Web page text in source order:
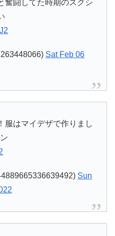
奮闘してた時期のスクシ
Sat Feb 06
服はマイデザで作りまし
Sun